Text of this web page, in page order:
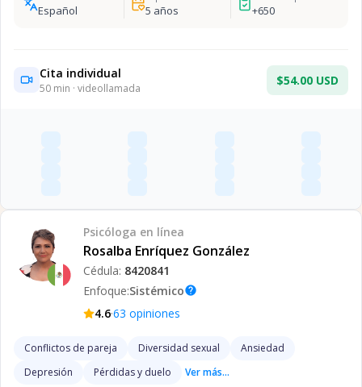
Español 5 años +650
Cita individual
50 min · videollamada
$54.00 USD
Psicóloga en línea
Rosalba Enríquez González
Cédula: 8420841
Enfoque:Sistémicohelp
4.6·63 opiniones
Conflictos de pareja Diversidad sexual
Ansiedad
Depresión
Pérdidas y duelo Ver más...